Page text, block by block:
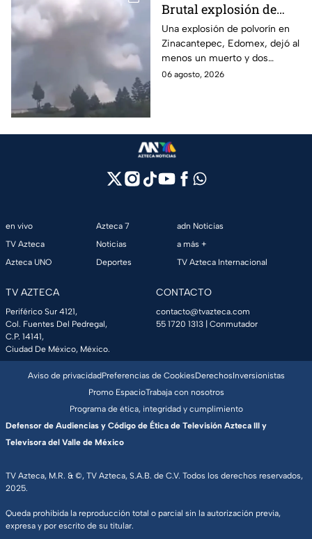
Brutal explosión de
polvorín en Santa
María del Monte,
Zinacantepec; reportan
al menos un muerto y
Una explosión de polvorín en
Zinacantepec, Edomex, dejó al
menos un muerto y dos
heridos; autoridades atiende la
06 agosto, 2026
en vivo
TV Azteca
Azteca UNO
Azteca 7
Noticias
Deportes
adn Noticias
a más +
TV Azteca Internacional
TV AZTECA
Periférico Sur 4121,
Col. Fuentes Del Pedregal,
C.P. 14141,
Ciudad De México, México.
CONTACTO
contacto@tvazteca.com
55 1720 1313 | Conmutador
TV Azteca, M.R. & ©, TV Azteca, S.A.B. de C.V. Todos los derechos reservados,
2025.
Queda prohibida la reproducción total o parcial sin la autorización previa,
expresa y por escrito de su titular.
Aviso de privacidadPreferencias de CookiesDerechosInversionistas
Promo EspacioTrabaja con nosotros
Programa de ética, integridad y cumplimiento
Defensor de Audiencias y Código de Ética de Televisión Azteca III y
Televisora del Valle de México